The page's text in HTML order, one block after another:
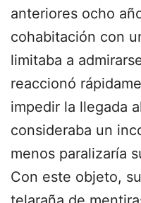
anteriores ocho
cohabitación con
limitaba a
reaccionó
impedir la llegada
consideraba un
menos paralizaría
Con este objeto,